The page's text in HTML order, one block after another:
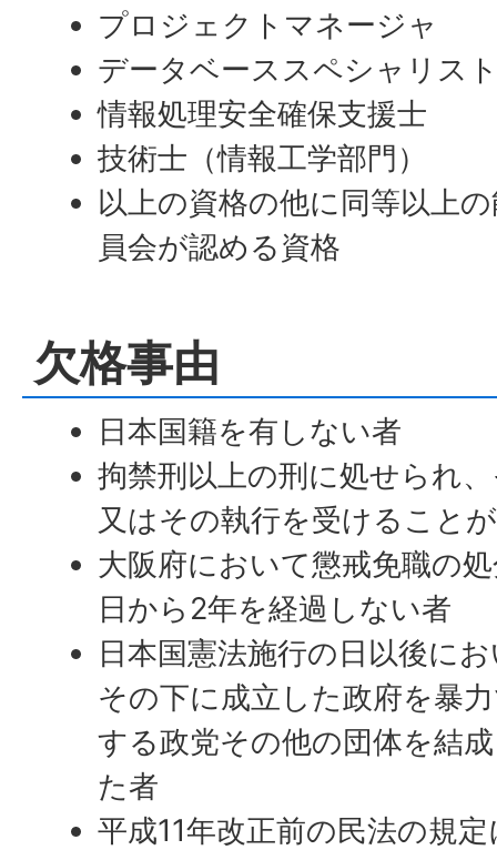
プロジェクトマネージャ
データベーススペシャリス
情報処理安全確保支援士
技術士（情報工学部門）
以上の資格の他に同等以上
員会が認める資格
欠格事由
日本国籍を有しない者
拘禁刑以上の刑に処せられ
又はその執行を受けること
大阪府において懲戒免職の
日から2年を経過しない者
日本国憲法施行の日以後に
その下に成立した政府を暴
する政党その他の団体を結
た者
平成11年改正前の民法の規